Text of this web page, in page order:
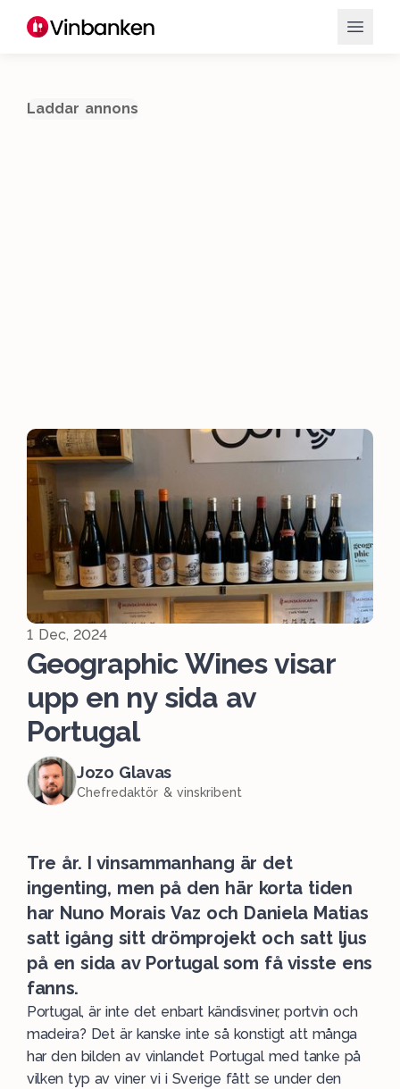
Laddar annons
1 Dec, 2024
Geographic Wines visar
upp en ny sida av
Portugal
Jozo Glavas
Chefredaktör & vinskribent
Tre år. I vinsammanhang är det
ingenting, men på den här korta tiden
har Nuno Morais Vaz och Daniela Matias
satt igång sitt drömprojekt och satt ljus
på en sida av Portugal som få visste ens
fanns.
Portugal, är inte det enbart kändisviner, portvin och
madeira? Det är kanske inte så konstigt att många
har den bilden av vinlandet Portugal med tanke på
vilken typ av viner vi i Sverige fått se under den